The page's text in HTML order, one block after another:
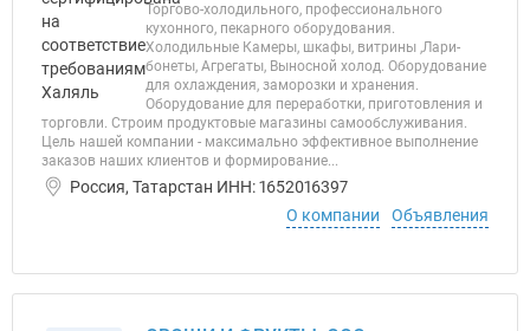
Торгово-холодильного, профессионального
кухонного, пекарного оборудования.
Холодильные Камеры, шкафы, витрины ,Лари-
бонеты, Агрегаты, Выносной холод. Оборудование
для охлаждения, заморозки и хранения.
Оборудование для переработки, приготовления и
торговли. Строим продуктовые магазины самообслуживания.
Цель нашей компании - максимально эффективное выполнение
заказов наших клиентов и формирование...
Россия, Татарстан ИНН: 1652016397
О компании
Объявления